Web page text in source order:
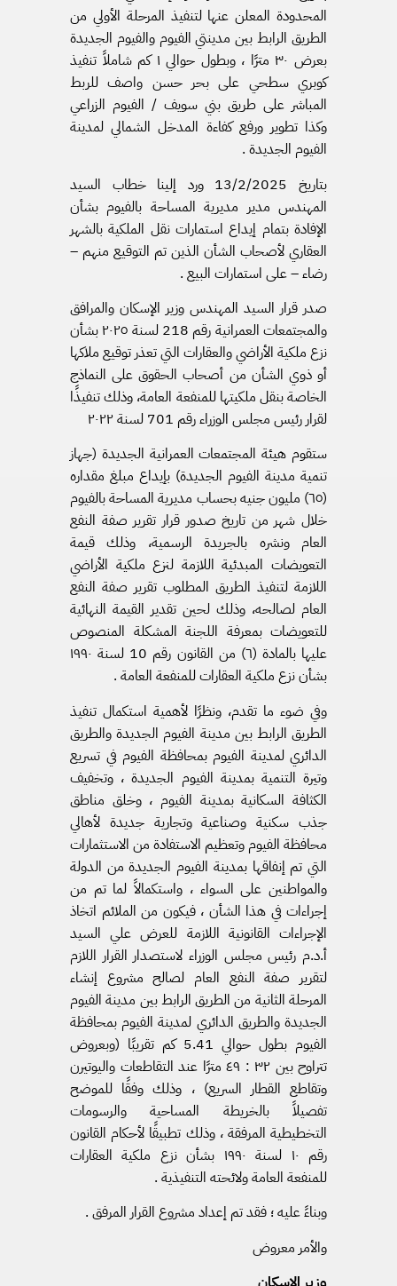
المحدودة المعلن عنها لتنفيذ المرحلة الأولي من
الطريق الرابط بين مدينتي الفيوم والفيوم الجديدة
بعرض ٣٠ مترًا ، وبطول حوالي ١ كم شاملاً تنفيذ
كوبري سطحي على بحر حسن واصف للربط
المباشر على طريق بني سويف / الفيوم الزراعي
وكذا تطوير ورفع كفاءة المدخل الشمالي لمدينة
الفيوم الجديدة .
بتاريخ 13/2/2025 ورد إلينا خطاب السيد
المهندس مدير مديرية المساحة بالفيوم بشأن
الإفادة بتمام إيداع استمارات نقل الملكية بالشهر
العقاري لأصحاب الشأن الذين تم التوقيع منهم –
رضاء – على استمارات البيع .
صدر قرار السيد المهندس وزير الإسكان والمرافق
والمجتمعات العمرانية رقم 218 لسنة ٢٠٢٥ بشأن
نزع ملكية الأراضي والعقارات التي تعذر توقيع ملاكها
أو ذوي الشأن من أصحاب الحقوق على النماذج
الخاصة بنقل ملكيتها للمنفعة العامة، وذلك تنفيذًا
لقرار رئيس مجلس الوزراء رقم 701 لسنة ٢٠٢٢
ستقوم هيئة المجتمعات العمرانية الجديدة (جهاز
تنمية مدينة الفيوم الجديدة) بإيداع مبلغ مقداره
(٦٥) مليون جنيه بحساب مديرية المساحة بالفيوم
خلال شهر من تاريخ صدور قرار تقرير صفة النفع
العام ونشره بالجريدة الرسمية، وذلك قيمة
التعويضات المبدئية اللازمة لنزع ملكية الأراضي
اللازمة لتنفيذ الطريق المطلوب تقرير صفة النفع
العام لصالحه، وذلك لحين تقدير القيمة النهائية
للتعويضات بمعرفة اللجنة المشكلة المنصوص
عليها بالمادة (٦) من القانون رقم 10 لسنة ١٩٩٠
بشأن نزع ملكية العقارات للمنفعة العامة .
وفي ضوء ما تقدم، ونظرًا لأهمية استكمال تنفيذ
الطريق الرابط بين مدينة الفيوم الجديدة والطريق
الدائري لمدينة الفيوم بمحافظة الفيوم في تسريع
وتيرة التنمية بمدينة الفيوم الجديدة ، وتخفيف
الكثافة السكانية بمدينة الفيوم ، وخلق مناطق
جذب سكنية وصناعية وتجارية جديدة لأهالي
محافظة الفيوم وتعظيم الاستفادة من الاستثمارات
التي تم إنفاقها بمدينة الفيوم الجديدة من الدولة
والمواطنين على السواء ، واستكمالاً لما تم من
إجراءات في هذا الشأن ، فيكون من الملائم اتخاذ
الإجراءات القانونية اللازمة للعرض علي السيد
أ.د.م رئيس مجلس الوزراء لاستصدار القرار اللازم
لتقرير صفة النفع العام لصالح مشروع إنشاء
المرحلة الثانية من الطريق الرابط بين مدينة الفيوم
الجديدة والطريق الدائري لمدينة الفيوم بمحافظة
الفيوم بطول حوالي 5.41 كم تقريبًا (وبعروض
تتراوح بين ٣٢ : ٤٩ مترًا عند التقاطعات واليوتيرن
وتقاطع القطار السريع) ، وذلك وفقًا للموضح
تفصيلاً بالخريطة المساحية والرسومات
التخطيطية المرفقة ، وذلك تطبيقًا لأحكام القانون
رقم ۱۰ لسنة ۱۹۹۰ بشأن نزع ملكية العقارات
للمنفعة العامة ولائحته التنفيذية .
وبناءً عليه ؛ فقد تم إعداد مشروع القرار المرفق .
والأمر معروض